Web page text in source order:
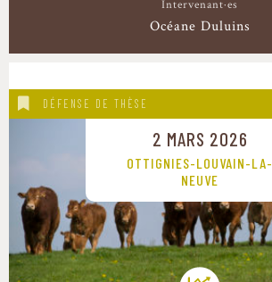
Intervenant·es
Océane Duluins
DÉFENSE DE THÈSE
2 MARS 2026
OTTIGNIES-LOUVAIN-LA-
NEUVE